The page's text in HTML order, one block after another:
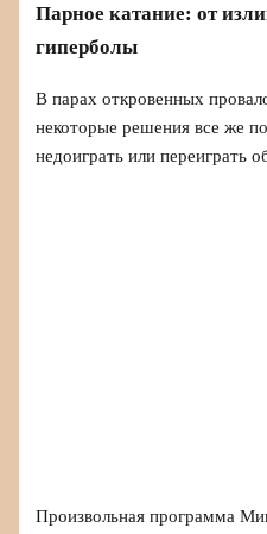
Парное катание: от
гиперболы
В парах откровенных
некоторые решения все же
недоиграть или переиграть
Произвольная программа